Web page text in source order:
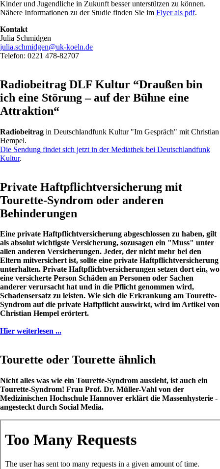
Kinder und Jugendliche in Zukunft besser unterstützen zu können.
Nähere Informationen zu der Studie finden Sie im Flyer als pdf.
Kontakt
Julia Schmidgen
julia.schmidgen@uk-koeln.de
Telefon: 0221 478-82707
Radiobeitrag DLF Kultur “Draußen bin
ich eine Störung – auf der Bühne eine
Attraktion“
Radiobeitrag in Deutschlandfunk Kultur "Im Gespräch" mit Christian
Hempel.
Die Sendung findet sich jetzt in der Mediathek bei Deutschlandfunk
Kultur.
Private Haftpflichtversicherung mit
Tourette-Syndrom oder anderen
Behinderungen
Eine private Haftpflichtversicherung abgeschlossen zu haben, gilt
als absolut wichtigste Versicherung, sozusagen ein "Muss" unter
allen anderen Versicherungen. Jeder, der nicht mehr bei den
Eltern mitversichert ist, sollte eine private Haftpflichtversicherung
unterhalten. Private Haftpflichtversicherungen setzen dort ein, wo
eine versicherte Person Schäden an Personen oder Sachen
anderer verursacht hat und in die Pflicht genommen wird,
Schadensersatz zu leisten. Wie sich die Erkrankung am Tourette-
Syndrom auf die private Haftpflicht auswirkt, wird im Artikel von
Christian Hempel erörtert.
Hier weiterlesen ...
Tourette oder Tourette ähnlich
Nicht alles was wie ein Tourette-Syndrom aussieht, ist auch ein
Tourette-Syndrom! Frau Prof. Dr. Müller-Vahl von der
Medizinischen Hochschule Hannover erklärt die Massenhysterie -
angesteckt durch Social Media.